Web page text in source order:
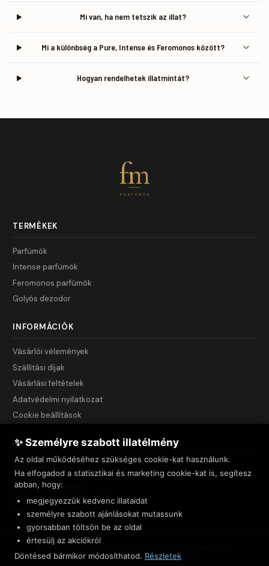
Mi van, ha nem tetszik az illat?
Mi a különbség a Pure, Intense és Feromonos között?
Hogyan rendelhetek illatmintát?
fm
PARFÜMÖK
TERMÉKEK
Parfümök
Intense parfümök
Feromonos parfümök
Golyós dezodor
INFORMÁCIÓK
Vásárlói vélemények
Szállítási díjak
Vásárlási feltételek
Adatvédelmi nyilatkozat
Cookie beállítások
KAPCSOLAT
Üzenet küldése
NET INNOVATION Kft.
3535 Miskolc, Csendes u. 44.
Adószám: 23999743-2-05
© 2005–2026 FM-Parfümök.hu — Minden jog fenntartva
✨ Személyre szabott illatélmény
Az oldal működéséhez szükséges cookie-kat használunk.
Ha elfogadod a statisztikai és marketing cookie-kat is, segítesz
abban, hogy:
megjegyezzük kedvenc illataidat
személyre szabott ajánlásokat mutassunk
gyorsabban töltsön be az oldal
értesülj az akciókról
Döntésed bármikor módosíthatod. Részletek